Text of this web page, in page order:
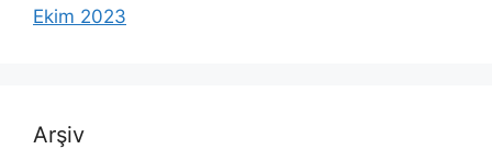
Ekim 2023
Arşiv